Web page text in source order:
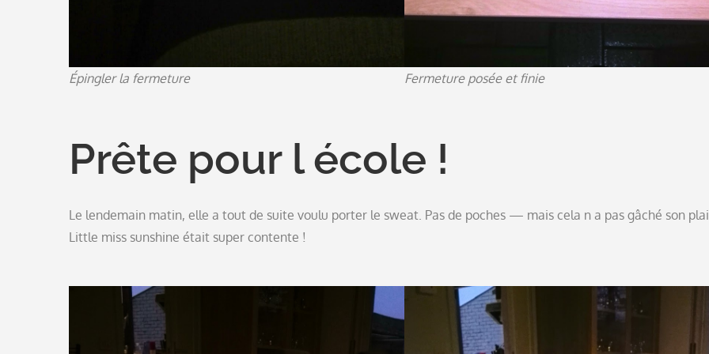
Épingler la fermeture Fermeture posée et finie
Prête pour l école !
Le lendemain matin, elle a tout de suite voulu porter le sweat. Pas de poches — mais cela n a pas gâché son
Little miss sunshine était super contente !